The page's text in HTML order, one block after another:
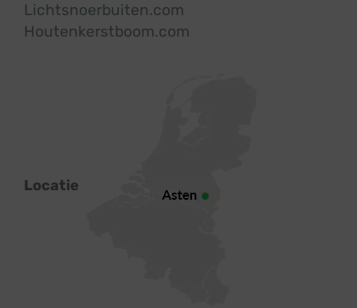
Lichtsnoerbuiten.com
Houtenkerstboom.com
Locatie